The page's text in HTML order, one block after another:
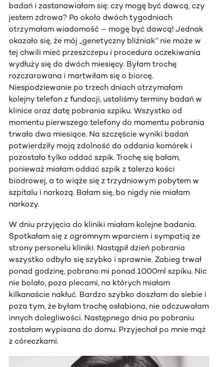
badań i zastanawiałam się: czy mogę być dawcą, czy
jestem zdrowa? Po około dwóch tygodniach
otrzymałam wiadomość – mogę być dawcą! Jednak
okazało się, że mój „genetyczny bliźniak” nie może w
tej chwili mieć przeszczepu i procedura oczekiwania
wydłuży się do dwóch miesięcy. Byłam trochę
rozczarowana i martwiłam się o biorcę.
Niespodziewanie po trzech dniach otrzymałam
kolejny telefon z fundacji, ustaliśmy terminy badań w
klinice oraz datę pobrania szpiku. Wszystko od
momentu pierwszego telefony do momentu pobrania
trwało dwa miesiące. Na szczęście wyniki badań
potwierdziły moją zdolność do oddania komórek i
pozostało tylko oddać szpik. Trochę się bałam,
ponieważ miałam oddać szpik z talerza kości
biodrowej, a to wiąże się z trzydniowym pobytem w
szpitalu i narkozą. Bałam się, bo nigdy nie miałam
narkozy.
W dniu przyjęcia do kliniki miałam kolejne badania.
Spotkałam się z ogromnym wparciem i sympatią ze
strony personelu kliniki. Nastąpił dzień pobrania
wszystko odbyło się szybko i sprawnie. Zabieg trwał
ponad godzinę, pobrano mi ponad 1000ml szpiku. Nic
nie bolało, poza plecami, na których miałam
kilkanaście nakłuć. Bardzo szybko doszłam do siebie i
poza tym, że byłam trochę osłabiona, nie odczuwałam
innych dolegliwości. Następnego dnia po pobraniu
zostałam wypisana do domu. Przyjechał po mnie mąż
z córeczkami.